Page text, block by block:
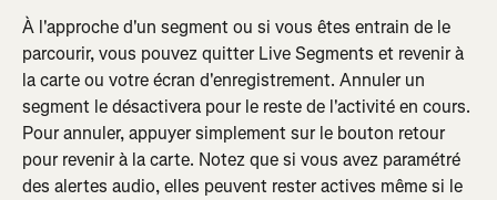
À l'approche d'un segment ou si vous êtes entrain de le
parcourir, vous pouvez quitter Live Segments et revenir à
la carte ou votre écran d'enregistrement. Annuler un
segment le désactivera pour le reste de l'activité en cours.
Pour annuler, appuyer simplement sur le bouton retour
pour revenir à la carte. Notez que si vous avez paramétré
des alertes audio, elles peuvent rester actives même si le